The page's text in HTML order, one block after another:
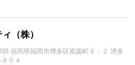
（株）
福岡県福岡市博多区祇園町４－２ 博多
０４